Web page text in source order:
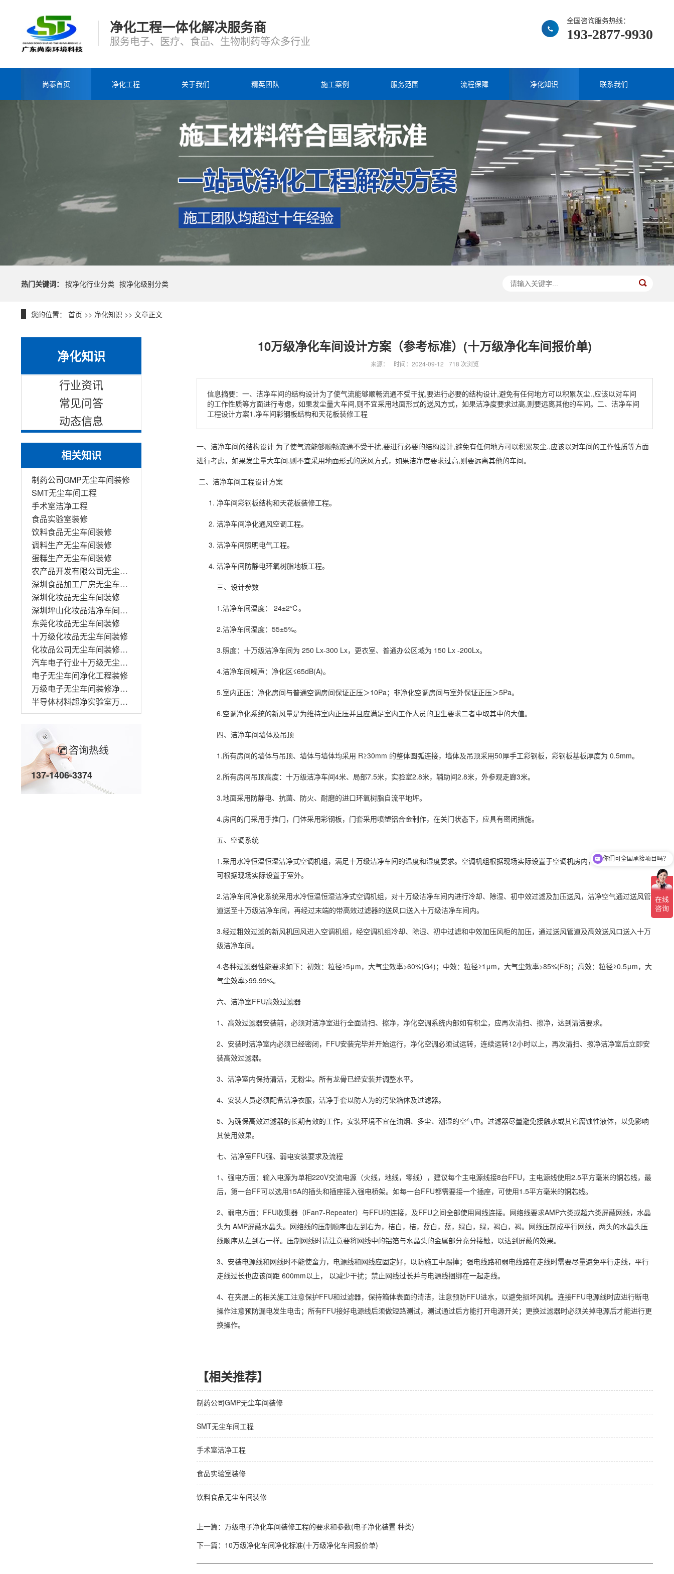
净化工程一体化解决服务商
服务电子、医疗、食品、生物制药等众多行业
全国咨询服务热线：
193-2877-9930
尚泰首页 净化工程 关于我们 精英团队 施工案例 服务范围 流程保障 净化知识 联系我们
热门关键词： 按净化行业分类 按净化级别分类
您的位置： 首页 >> 净化知识 >> 文章正文
净化知识
行业资讯
常见问答
动态信息
相关知识
制药公司GMP无尘车间装修
SMT无尘车间工程
手术室洁净工程
食品实验室装修
饮料食品无尘车间装修
调料生产无尘车间装修
蛋糕生产无尘车间装修
农产品开发有限公司无尘车间装修
深圳食品加工厂房无尘车间装修工程
深圳化妆品无尘车间装修
深圳坪山化妆品洁净车间装修
东莞化妆品无尘车间装修
十万级化妆品无尘车间装修
化妆品公司无尘车间装修工程
汽车电子行业十万级无尘车间装修
电子无尘车间净化工程装修
万级电子无尘车间装修净化工程
半导体材料超净实验室万级无尘车间装修
咨询热线
137-1406-3374
10万级净化车间设计方案（参考标准）(十万级净化车间报价单)
来源： 时间：2024-09-12 718 次浏览
信息摘要：一、洁净车间的结构设计为了使气流能够顺畅流通不受干扰,要进行必要的结构设计,避免有任何地方可以积累灰尘.,应该以对车间
的工作性质等方面进行考虑，如果发尘量大车间,则不宜采用地面形式的送风方式，如果洁净度要求过高,则要远离其他的车间。二、洁净车间
工程设计方案1.净车间彩钢板结构和天花板装修工程
一、洁净车间的结构设计 为了使气流能够顺畅流通不受干扰,要进行必要的结构设计,避免有任何地方可以积累灰尘.,应该以对车间的工作性质等方面
进行考虑，如果发尘量大车间,则不宜采用地面形式的送风方式，如果洁净度要求过高,则要远离其他的车间。
二、洁净车间工程设计方案
净车间彩钢板结构和天花板装修工程。
洁净车间净化通风空调工程。
洁净车间照明电气工程。
洁净车间防静电环氧树脂地板工程。
三、设计参数
1.洁净车间温度： 24±2℃。
2.洁净车间湿度：55±5%。
3.照度：十万级洁净车间为 250 Lx-300 Lx，更衣室、普通办公区域为 150 Lx -200Lx。
4.洁净车间噪声：净化区≤65dB(A)。
5.室内正压：净化房间与普通空调房间保证正压＞10Pa；非净化空调房间与室外保证正压＞5Pa。
6.空调净化系统的新风量是为维持室内正压并且应满足室内工作人员的卫生要求二者中取其中的大值。
四、洁净车间墙体及吊顶
1.所有房间的墙体与吊顶、墙体与墙体均采用 R≥30mm 的整体圆弧连接，墙体及吊顶采用50厚手工彩钢板，彩钢板基板厚度为 0.5mm。
2.所有房间吊顶高度：十万级洁净车间4米、局部7.5米，实验室2.8米，辅助间2.8米，外参观走廊3米。
3.地面采用防静电、抗菌、防火、耐磨的进口环氧树脂自流平地坪。
4.房间的门采用手推门，门体采用彩钢板，门套采用喷塑铝合金制作，在关门状态下，应具有密闭措施。
五、空调系统
1.采用水冷恒温恒湿洁净式空调机组，满足十万级洁净车间的温度和湿度要求。空调机组根据现场实际设置于空调机房内，冷却塔及冷却水泵
可根据现场实际设置于室外。
2.洁净车间净化系统采用水冷恒温恒湿洁净式空调机组，对十万级洁净车间内进行冷却、除湿、初中效过滤及加压送风，洁净空气通过送风管
道送至十万级洁净车间，再经过末端的带高效过滤器的送风口送入十万级洁净车间内。
3.经过粗效过滤的新风机回风进入空调机组，经空调机组冷却、除湿、初中过滤和中效加压风柜的加压，通过送风管道及高效送风口送入十万
级洁净车间。
4.各种过滤器性能要求如下：初效：粒径≥5μm，大气尘效率>60%(G4)；中效：粒径≥1μm，大气尘效率>85%(F8)；高效：粒径≥0.5μm，大
气尘效率>99.99%。
六、洁净室FFU高效过滤器
1、高效过滤器安装前，必须对洁净室进行全面清扫、擦净，净化空调系统内部如有积尘，应再次清扫、擦净，达到清洁要求。
2、安装时洁净室内必须已经密闭，FFU安装完毕并开始运行，净化空调必须试运转，连续运转12小时以上，再次清扫、擦净洁净室后立即安
装高效过滤器。
3、洁净室内保持清洁，无粉尘。所有龙骨已经安装并调整水平。
4、安装人员必须配备洁净衣服，洁净手套以防人为的污染箱体及过滤器。
5、为确保高效过滤器的长期有效的工作，安装环境不宜在油烟、多尘、潮湿的空气中。过滤器尽量避免接触水或其它腐蚀性液体，以免影响
其使用效果。
七、洁净室FFU强、弱电安装要求及流程
1、强电方面：输入电源为单相220V交流电源（火线，地线，零线），建议每个主电源线接8台FFU，主电源线使用2.5平方毫米的铜芯线，最
后，第一台FF可以选用15A的插头和插座接入强电桥架。如每一台FFU都需要接一个插座，可使用1.5平方毫米的铜芯线。
2、弱电方面：FFU收集器（iFan7-Repeater）与FFU的连接，及FFU之间全部使用网线连接。网络线要求AMP六类或超六类屏蔽网线，水晶
头为 AMP屏蔽水晶头。网络线的压制顺序由左到右为，桔白，桔，蓝白，蓝，绿白，绿，褐白，褐。网线压制成平行网线，两头的水晶头压
线顺序从左到右一样。压制网线时请注意要将网线中的铝箔与水晶头的金属部分充分接触，以达到屏蔽的效果。
3、安装电源线和网线时不能使蛮力，电源线和网线应固定好，以防施工中踢掉；强电线路和弱电线路在走线时需要尽量避免平行走线，平行
走线过长也应该间距 600mm以上， 以减少干扰；禁止网线过长并与电源线捆绑在一起走线。
4、在夹层上的相关施工注意保护FFU和过滤器，保持箱体表面的清洁，注意预防FFU进水，以避免损坏风机。连接FFU电源线时应进行断电
操作注意预防漏电发生电击；所有FFU接好电源线后须做短路测试，测试通过后方能打开电源开关；更换过滤器时必须关掉电源后才能进行更
换操作。
【相关推荐】
制药公司GMP无尘车间装修
SMT无尘车间工程
手术室洁净工程
食品实验室装修
饮料食品无尘车间装修
上一篇： 万级电子净化车间装修工程的要求和参数(电子净化装置 种类)
下一篇： 10万级净化车间净化标准(十万级净化车间报价单)
你们可全国承接项目吗？